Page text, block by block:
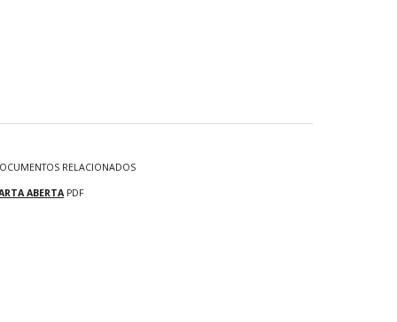
RELACIONADOS
ABERTA PDF